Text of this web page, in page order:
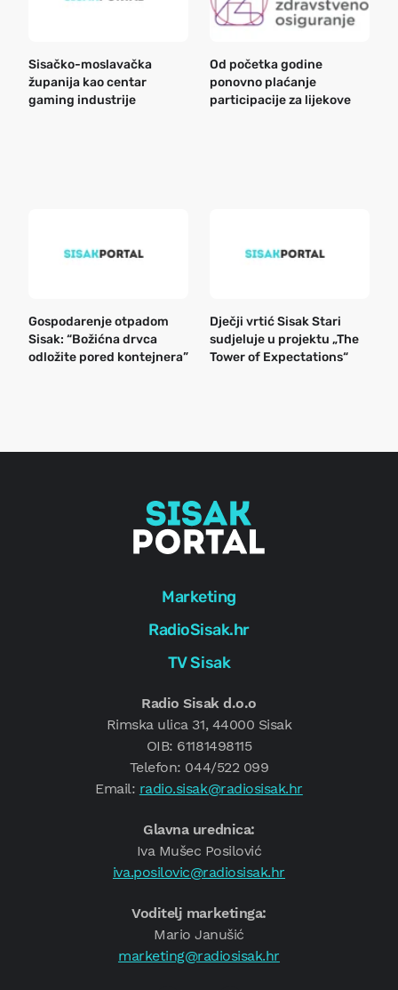
Sisačko-moslavačka
županija kao centar
gaming industrije
Od početka godine
ponovno plaćanje
participacije za lijekove
Gospodarenje otpadom
Sisak: “Božićna drvca
odložite pored kontejnera”
Dječji vrtić Sisak Stari
sudjeluje u projektu „The
Tower of Expectations“
Marketing
RadioSisak.hr
TV Sisak
Radio Sisak d.o.o
Rimska ulica 31, 44000 Sisak
OIB: 61181498115
Telefon: 044/522 099
Email: radio.sisak@radiosisak.hr
Glavna urednica:
Iva Mušec Posilović
iva.posilovic@radiosisak.hr
Voditelj marketinga:
Mario Janušić
marketing@radiosisak.hr